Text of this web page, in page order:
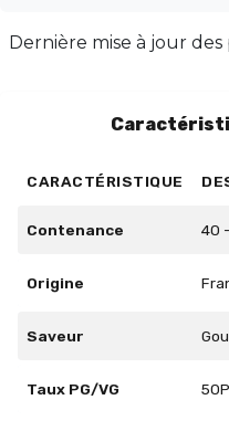
Dernière mise à jour des
CARACTÉRISTIQUE
Contenance 40
Origine
Saveur
Taux PG/VG